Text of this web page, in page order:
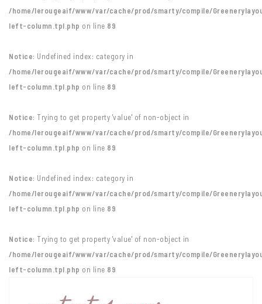
/home/lerougeaif/www/var/cache/prod/smarty/compile/
left-column.tpl.php on line 89
Notice: Undefined index: category in
/home/lerougeaif/www/var/cache/prod/smarty/compile/
left-column.tpl.php on line 89
Notice: Trying to get property 'value' of non-object in
/home/lerougeaif/www/var/cache/prod/smarty/compile/
left-column.tpl.php on line 89
Notice: Undefined index: category in
/home/lerougeaif/www/var/cache/prod/smarty/compile/
left-column.tpl.php on line 89
Notice: Trying to get property 'value' of non-object in
/home/lerougeaif/www/var/cache/prod/smarty/compile/
left-column.tpl.php on line 89